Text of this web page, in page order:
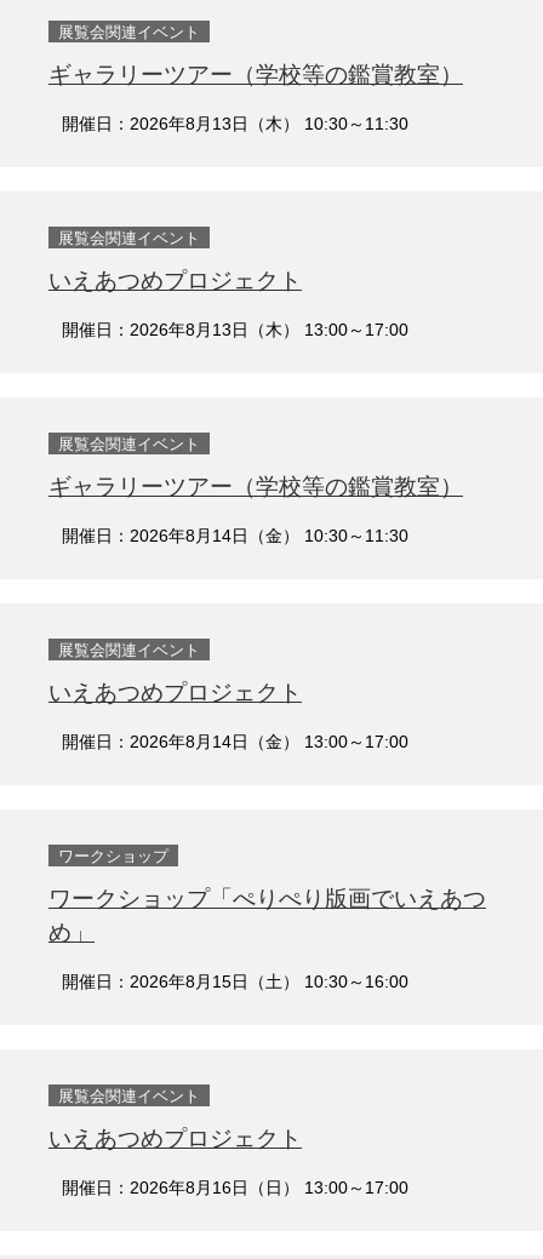
展覧会関連イベント
ギャラリーツアー（学校等の鑑賞教室）
開催日：2026年8月13日（木） 10:30～11:30
展覧会関連イベント
いえあつめプロジェクト
開催日：2026年8月13日（木） 13:00～17:00
展覧会関連イベント
ギャラリーツアー（学校等の鑑賞教室）
開催日：2026年8月14日（金） 10:30～11:30
展覧会関連イベント
いえあつめプロジェクト
開催日：2026年8月14日（金） 13:00～17:00
ワークショップ
ワークショップ「ぺりぺり版画でいえあつ
め」
開催日：2026年8月15日（土） 10:30～16:00
展覧会関連イベント
いえあつめプロジェクト
開催日：2026年8月16日（日） 13:00～17:00